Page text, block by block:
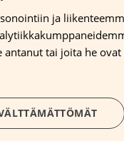
ja
tai joita he ovat